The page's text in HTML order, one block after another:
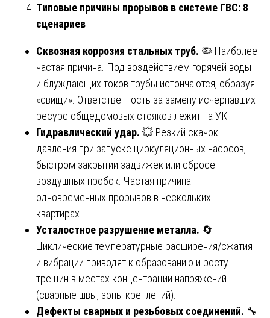
Типовые причины прорывов в системе ГВС: 8
сценариев
Сквозная коррозия стальных труб. 🦠 Наиболее
частая причина. Под воздействием горячей воды
и блуждающих токов трубы истончаются, образуя
«свищи». Ответственность за замену исчерпавших
ресурс общедомовых стояков лежит на УК.
Гидравлический удар. 💥 Резкий скачок
давления при запуске циркуляционных насосов,
быстром закрытии задвижек или сбросе
воздушных пробок. Частая причина
одновременных прорывов в нескольких
квартирах.
Усталостное разрушение металла. 🔄
Циклические температурные расширения/сжатия
и вибрации приводят к образованию и росту
трещин в местах концентрации напряжений
(сварные швы, зоны креплений).
Дефекты сварных и резьбовых соединений. 🔧